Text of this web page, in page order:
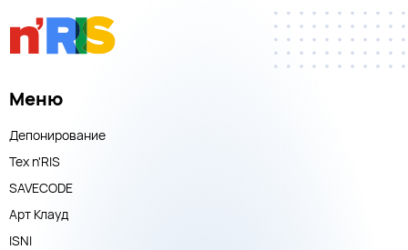
Меню
Депонирование
Тех n'RIS
SAVECODE
Арт Клауд
ISNI